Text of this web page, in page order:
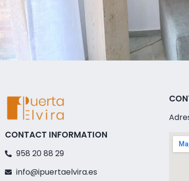
CONTACT INFORMATION
958 20 88 29
info@ipuertaelvira.es